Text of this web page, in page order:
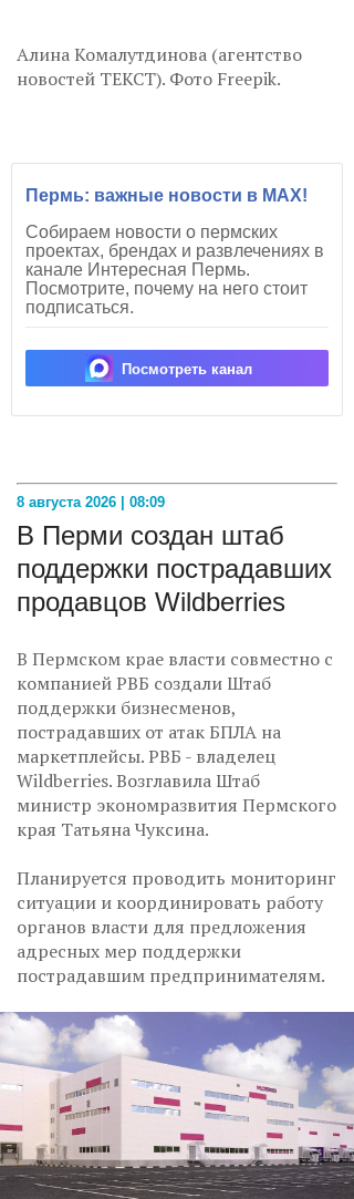
Алина Комалутдинова (агентство
новостей ТЕКСТ). Фото Freepik.
Пермь: важные новости в MAX!
Собираем новости о пермских
проектах, брендах и развлечениях в
канале Интересная Пермь.
Посмотрите, почему на него стоит
подписаться.
Посмотреть канал
8 августа 2026 | 08:09
В Перми создан штаб
поддержки пострадавших
продавцов Wildberries
В Пермском крае власти совместно с
компанией РВБ создали Штаб
поддержки бизнесменов,
пострадавших от атак БПЛА на
маркетплейсы. РВБ - владелец
Wildberries. Возглавила Штаб
министр экономразвития Пермского
края Татьяна Чуксина.
Планируется проводить мониторинг
ситуации и координировать работу
органов власти для предложения
адресных мер поддержки
пострадавшим предпринимателям.